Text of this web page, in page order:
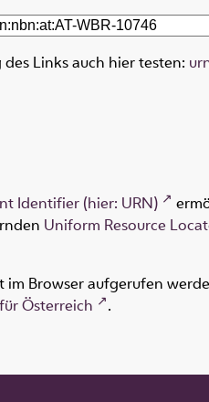
Links auch hier testen:
Identifier (hier: URN)
Uniform Resource
Browser aufgerufen
Österreich .